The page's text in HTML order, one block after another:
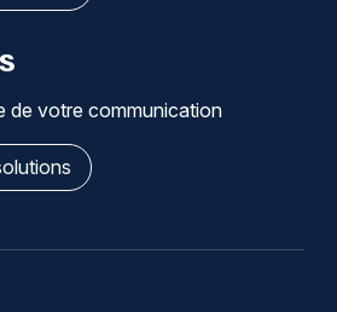
de votre communication